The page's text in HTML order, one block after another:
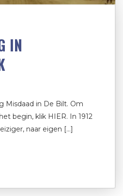
IN
Misdaad in De Bilt. Om
begin, klik HIER. In 1912
naar eigen […]